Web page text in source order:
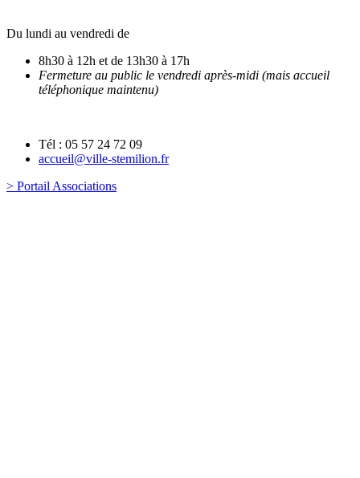
Du lundi au vendredi de
8h30 à 12h et de 13h30 à 17h
Fermeture au public le vendredi après-midi (mais accueil
téléphonique maintenu)
Tél : 05 57 24 72 09
accueil@ville-stemilion.fr
> Portail Associations